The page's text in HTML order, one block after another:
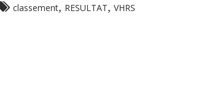
classement, RESULTAT, VHRS